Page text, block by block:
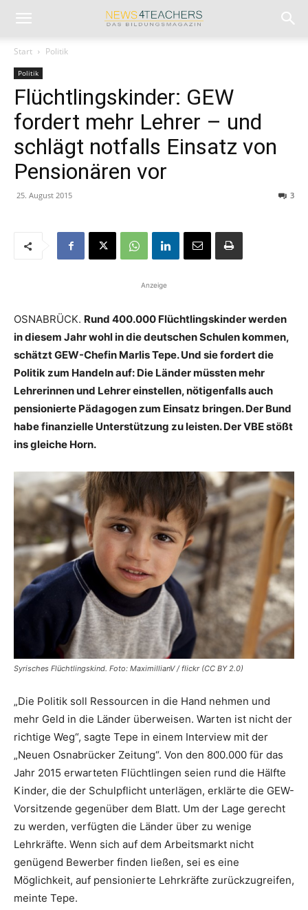
Start Politik
Politik
Flüchtlingskinder: GEW
fordert mehr Lehrer – und
schlägt notfalls Einsatz von
Pensionären vor
25. August 2015 3
Anzeige
OSNABRÜCK. Rund 400.000 Flüchtlingskinder werden
in diesem Jahr wohl in die deutschen Schulen kommen,
schätzt GEW-Chefin Marlis Tepe. Und sie fordert die
Politik zum Handeln auf: Die Länder müssten mehr
Lehrerinnen und Lehrer einstellen, nötigenfalls auch
pensionierte Pädagogen zum Einsatz bringen. Der Bund
habe finanzielle Unterstützung zu leisten. Der VBE stößt
ins gleiche Horn.
Syrisches Flüchtlingskind. Foto: MaximillianV / flickr (CC BY 2.0)
„Die Politik soll Ressourcen in die Hand nehmen und
mehr Geld in die Länder überweisen. Warten ist nicht der
richtige Weg“, sagte Tepe in einem Interview mit der
„Neuen Osnabrücker Zeitung“. Von den 800.000 für das
Jahr 2015 erwarteten Flüchtlingen seien rund die Hälfte
Kinder, die der Schulpflicht unterlägen, erklärte die GEW-
Vorsitzende gegenüber dem Blatt. Um der Lage gerecht
zu werden, verfügten die Länder über zu wenige
Lehrkräfte. Wenn sich auf dem Arbeitsmarkt nicht
genügend Bewerber finden ließen, sei es eine
Möglichkeit, auf pensionierte Lehrkräfte zurückzugreifen,
meinte Tepe.